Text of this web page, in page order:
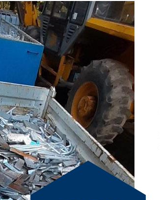
pour s’occuper
RG Location Benne se met également à votre
En effet, vous pouvez faire appel à notre
: du débarras d’appartement ; du débarras de
déménagement ; de l’enlèvement de gravats ; nous
bennes et des bennes. Nous saurons vous
qualité en toute circonstance dans la ville de